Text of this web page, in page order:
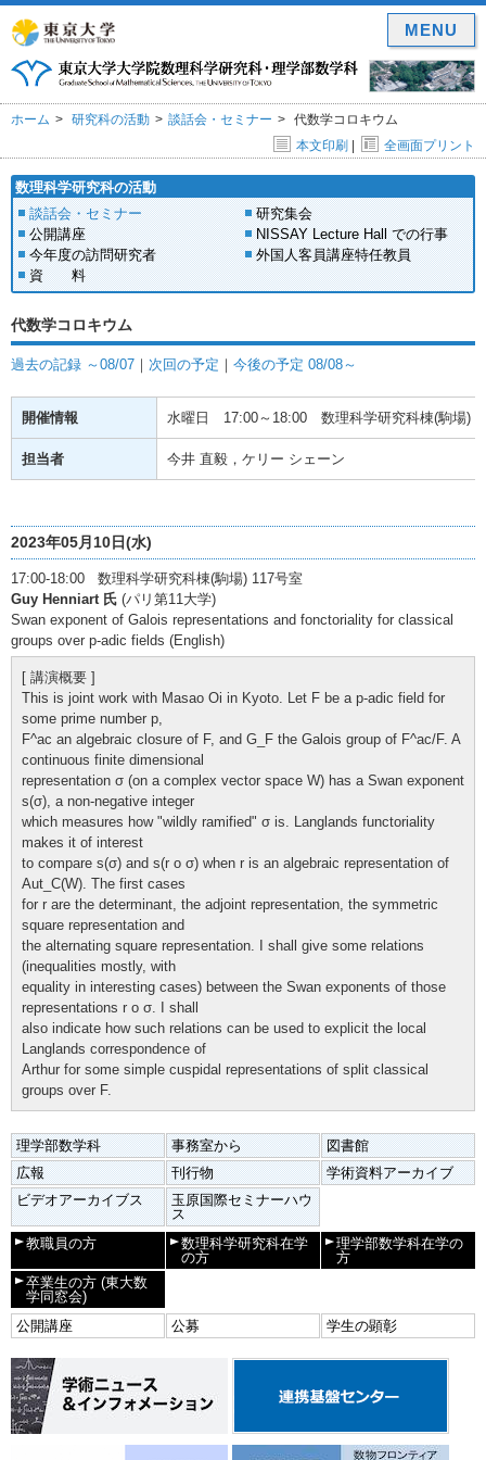
ホーム 研究科の活動 談話会・セミナー
代数学コロキウム
本文印刷 | 全画面プリント
数理科学研究科の活動
談話会・セミナー
研究集会
公開講座
NISSAY Lecture Hall での行事
今年度の訪問研究者
外国人客員講座特任教員
資 料
代数学コロキウム
過去の記録 ～08/07 ｜ 次回の予定 ｜ 今後の予定 08/08～
開催情報 水曜日 17:00～18:00 数理科学研究科棟(駒場)
担当者 今井 直毅，ケリー シェーン
2023年05月10日(水)
17:00-18:00 数理科学研究科棟(駒場) 117号室
Guy Henniart 氏 (パリ第11大学)
Swan exponent of Galois representations and fonctoriality for classical
groups over p-adic fields (English)
[ 講演概要 ]
This is joint work with Masao Oi in Kyoto. Let F be a p-adic field for
some prime number p,
F^ac an algebraic closure of F, and G_F the Galois group of F^ac/F. A
continuous finite dimensional
representation σ (on a complex vector space W) has a Swan exponent
s(σ), a non-negative integer
which measures how "wildly ramified" σ is. Langlands functoriality
makes it of interest
to compare s(σ) and s(r o σ) when r is an algebraic representation of
Aut_C(W). The first cases
for r are the determinant, the adjoint representation, the symmetric
square representation and
the alternating square representation. I shall give some relations
(inequalities mostly, with
equality in interesting cases) between the Swan exponents of those
representations r o σ. I shall
also indicate how such relations can be used to explicit the local
Langlands correspondence of
Arthur for some simple cuspidal representations of split classical
groups over F.
理学部数学科 事務室から
図書館
広報
刊行物
学術資料アーカイブ
ビデオアーカイブス
玉原国際セミナーハウ
ス
教職員の方
数理科学研究科在学
の方
理学部数学科在学の
方
卒業生の方 (東大数
学同窓会)
公開講座
公募 学生の顕彰
MENU